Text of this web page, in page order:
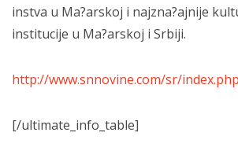
instva u Ma?arskoj i najzna?ajnije
institucije u Ma?arskoj i Srbiji.
http://www.snnovine.com/sr/
[/ultimate_info_table]